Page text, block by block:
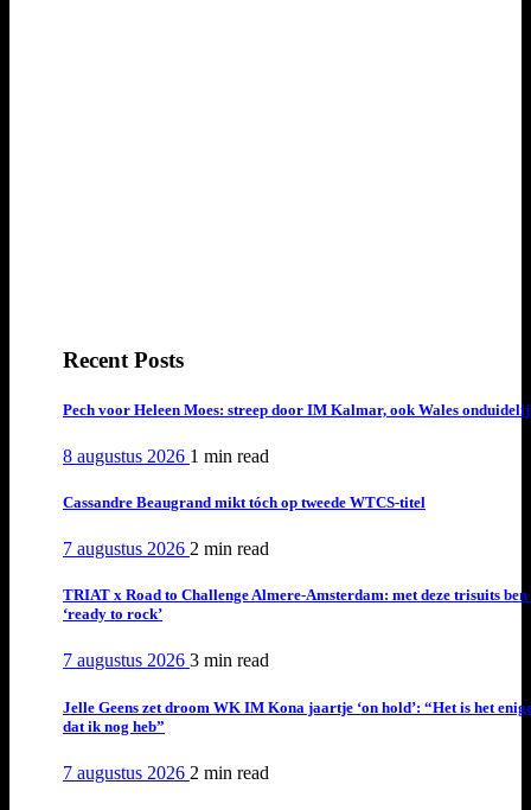
Recent Posts
Pech voor Heleen Moes: streep door IM Kalmar, ook Wales
8 augustus 2026 1 min read
Cassandre Beaugrand mikt tóch op tweede WTCS-titel
7 augustus 2026 2 min read
TRIAT x Road to Challenge Almere-Amsterdam: met deze trisuits ben
‘ready to rock’
7 augustus 2026 3 min read
Jelle Geens zet droom WK IM Kona jaartje ‘on hold’: “Het is het
dat ik nog heb”
7 augustus 2026 2 min read